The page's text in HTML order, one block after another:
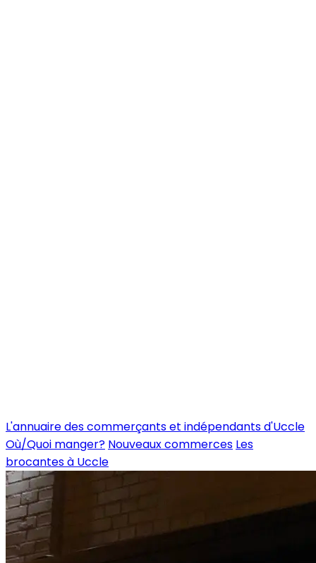
L'annuaire des commerçants et indépendants d'Uccle
Où/Quoi manger? Nouveaux commerces Les
brocantes à Uccle